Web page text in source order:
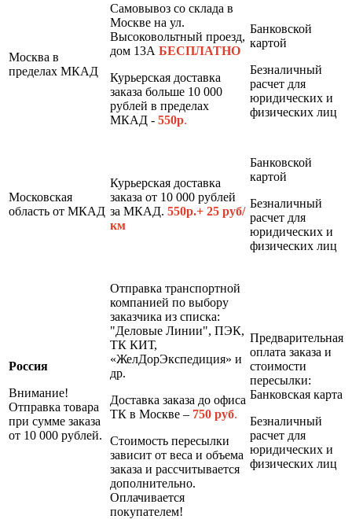
Москва в
пределах МКАД
Самовывоз со склада в
Москве на ул.
Высоковольтный проезд,
дом 13А БЕСПЛАТНО
Курьерская доставка
заказа больше 10 000
рублей в пределах
МКАД - 550р.
Банковской
картой
Безналичный
расчет для
юридических и
физических лиц
Московская
область от МКАД
Курьерская доставка
заказа от 10 000 рублей
за МКАД. 550р.+ 25 руб/
км
Банковской
картой
Безналичный
расчет для
юридических и
физических лиц
Россия
Внимание!
Отправка товара
при сумме заказа
от 10 000 рублей.
Отправка транспортной
компанией по выбору
заказчика из списка:
"Деловые Линии", ПЭК,
ТК КИТ,
«ЖелДорЭкспедиция» и
др.
Доставка заказа до офиса
ТК в Москве – 750 руб.
Стоимость пересылки
зависит от веса и объема
заказа и рассчитывается
дополнительно.
Оплачивается
покупателем!
Предварительная
оплата заказа и
стоимости
пересылки:
Банковская карта
Безналичный
расчет для
юридических и
физических лиц